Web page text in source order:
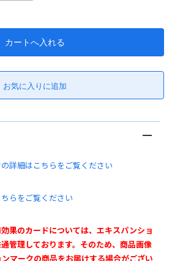
詳細はこちらをご覧ください
らをご覧ください
果のカードについては、エキスパンショ
管理しております。そのため、商品画像
マークの商品をお届けする場合がござい